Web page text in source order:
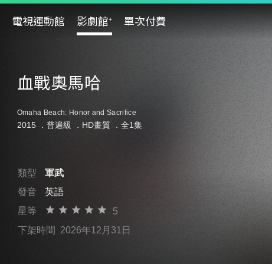
電視運動館 影劇館⁺ 單次付費
血戰奧馬哈
Omaha Beach: Honor and Sacrifice
2015 ． 普遍級 ．HD畫質 ．全1集
類型
軍武
發音
英語
星等
5
下架時間 2026年12月31日